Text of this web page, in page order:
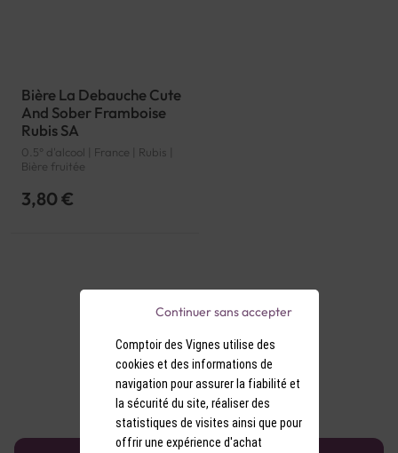
Bière La Debauche Cute
And Sober Framboise
Rubis SA
0.5° d'alcool | France | Rubis |
Bière fruitée
3,80 €
Comptoir des Vignes utilise des
cookies et des informations de
navigation pour assurer la fiabilité et
la sécurité du site, réaliser des
statistiques de visites ainsi que pour
offrir une expérience d'achat
Continuer sans accepter